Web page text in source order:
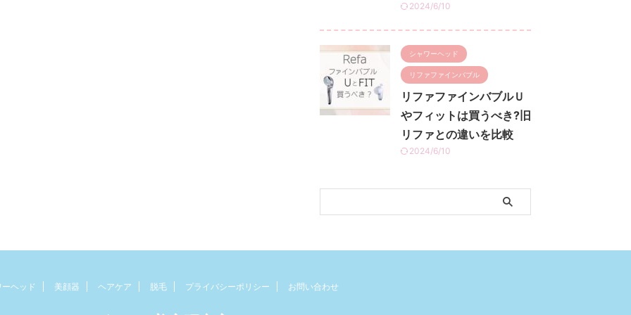
2024/6/10
シャワーヘッド
リファファインバブル
リファファインバブルＵ
やフィットは買うべき?旧
リファとの違いを比較
2024/6/10
ヘッド 美顔器 ヘアケア 脱毛 プライバシーポリシー お問い合わせ